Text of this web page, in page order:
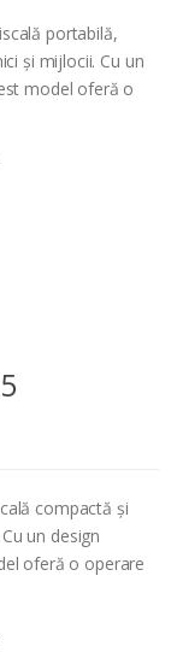
portabilă,
și mijlocii. Cu un
model oferă o
compactă și
un design
oferă o operare